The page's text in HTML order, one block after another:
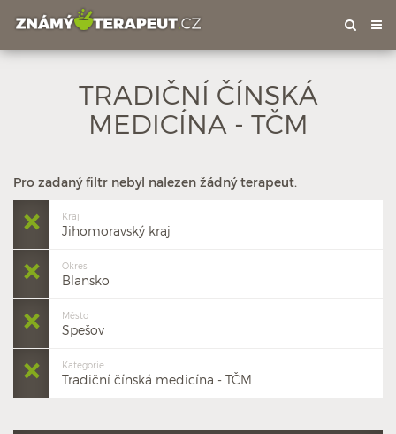
TRADIČNÍ ČÍNSKÁ
MEDICÍNA - TČM
Pro zadaný filtr nebyl nalezen žádný terapeut.
Kraj
Jihomoravský kraj
Okres
Blansko
Město
Spešov
Kategorie
Tradiční čínská medicína - TČM